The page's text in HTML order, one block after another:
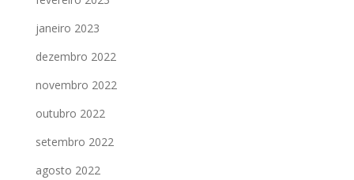
janeiro 2023
dezembro 2022
novembro 2022
outubro 2022
setembro 2022
agosto 2022